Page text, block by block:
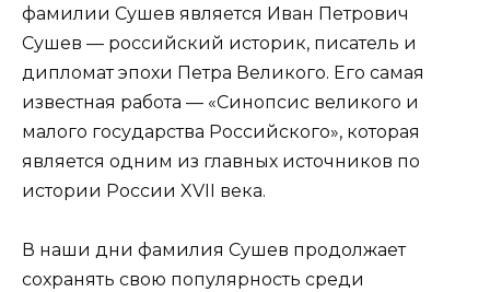
фамилии Сушев является Иван Петрович
Сушев — российский историк, писатель и
дипломат эпохи Петра Великого. Его самая
известная работа — «Синопсис великого и
малого государства Российского», которая
является одним из главных источников по
истории России XVII века.
В наши дни фамилия Сушев продолжает
сохранять свою популярность среди